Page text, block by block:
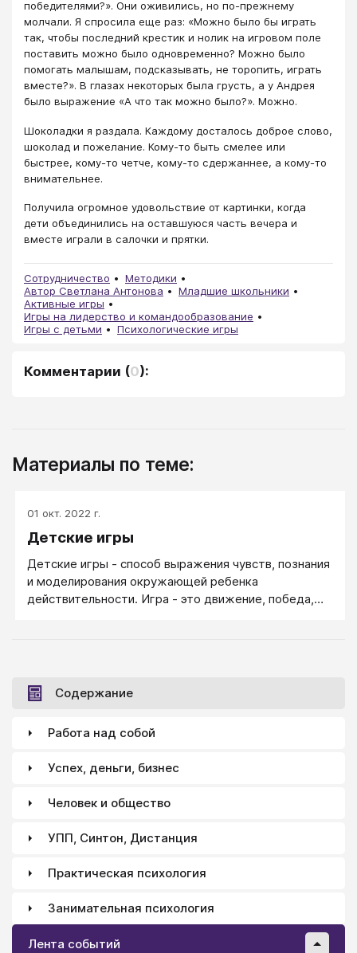
победителями?». Они оживились, но по-прежнему
молчали. Я спросила еще раз: «Можно было бы играть
так, чтобы последний крестик и нолик на игровом поле
поставить можно было одновременно? Можно было
помогать малышам, подсказывать, не торопить, играть
вместе?». В глазах некоторых была грусть, а у Андрея
было выражение «А что так можно было?». Можно.
Шоколадки я раздала. Каждому досталось доброе слово,
шоколад и пожелание. Кому-то быть смелее или
быстрее, кому-то четче, кому-то сдержаннее, а кому-то
внимательнее.
Получила огромное удовольствие от картинки, когда
дети объединились на оставшуюся часть вечера и
вместе играли в салочки и прятки.
Сотрудничество
Методики
Автор Светлана Антонова
Младшие школьники
Активные игры
Игры на лидерство и командообразование
Игры с детьми
Психологические игры
Комментарии (0):
Материалы по теме:
01 окт. 2022 г.
Детские игры
Детские игры - способ выражения чувств, познания
и моделирования окружающей ребенка
действительности. Игра - это движение, победа,
Содержание
Работа над собой
Успех, деньги, бизнес
Человек и общество
УПП, Синтон, Дистанция
Практическая психология
Занимательная психология
Лента событий